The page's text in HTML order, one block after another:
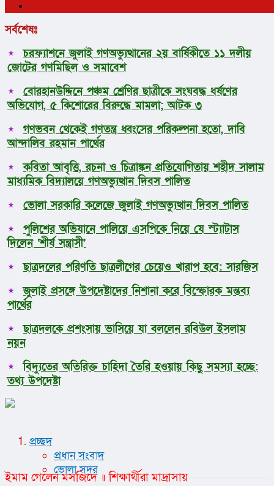
সর্বশেষঃ
চরফ্যাশনে জুলাই গণঅভ্যুত্থানের ২য় বার্ষিকীতে ১১ দলীয়
জোটের গণমিছিল ও সমাবেশ
বোরহানউদ্দিনে পঞ্চম শ্রেণির ছাত্রীকে সংঘবদ্ধ ধর্ষণের
অভিযোগ, ৫ কিশোরের বিরুদ্ধে মামলা; আটক ৩
গণভবন থেকেই গণতন্ত্র ধ্বংসের পরিকল্পনা হতো, দাবি
আন্দালিব রহমান পার্থের
কবিতা আবৃত্তি, রচনা ও চিত্রাঙ্কন প্রতিযোগিতায় শহীদ সালাম
মাধ্যমিক বিদ্যালয়ে গণঅভ্যুত্থান দিবস পালিত
ভোলা সরকারি কলেজে জুলাই গণঅভ্যুত্থান দিবস পালিত
পুলিশের অভিযানে পালিয়ে এসপিকে নিয়ে যে স্ট্যাটাস
দিলেন ‘শীর্ষ সন্ত্রাসী’
ছাত্রদলের পরিণতি ছাত্রলীগের চেয়েও খারাপ হবে: সারজিস
জুলাই প্রসঙ্গে উপদেষ্টাদের নিশানা করে বিস্ফোরক মন্তব্য
পার্থের
ছাত্রদলকে প্রশংসায় ভাসিয়ে যা বললেন রবিউল ইসলাম
নয়ন
বিদ্যুতের অতিরিক্ত চাহিদা তৈরি হওয়ায় কিছু সমস্যা হচ্ছে:
তথ্য উপদেষ্টা
প্রচ্ছদ
প্রধান সংবাদ
ভোলা সদর
ইমাম গেলেন মসজিদে ॥ শিক্ষার্থীরা মাদ্রাসায়